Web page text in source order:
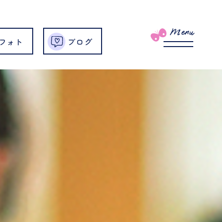
ォト ブログ
Menu